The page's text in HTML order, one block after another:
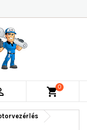
shopping_cart0